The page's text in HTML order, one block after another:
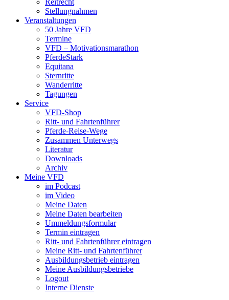
Reitrecht
Stellungnahmen
Veranstaltungen
50 Jahre VFD
Termine
VFD – Motivationsmarathon
PferdeStark
Equitana
Sternritte
Wanderritte
Tagungen
Service
VFD-Shop
Ritt- und Fahrtenführer
Pferde-Reise-Wege
Zusammen Unterwegs
Literatur
Downloads
Archiv
Meine VFD
im Podcast
im Video
Meine Daten
Meine Daten bearbeiten
Ummeldungsformular
Termin eintragen
Ritt- und Fahrtenführer eintragen
Meine Ritt- und Fahrtenführer
Ausbildungsbetrieb eintragen
Meine Ausbildungsbetriebe
Logout
Interne Dienste